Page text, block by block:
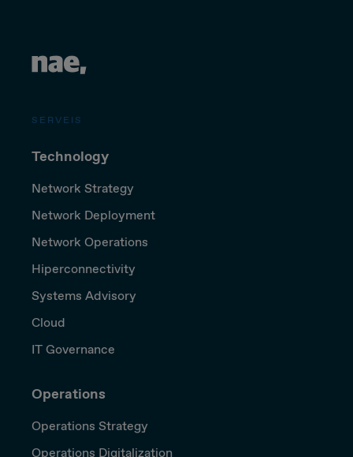
SERVEIS
Technology
Network Strategy
Network Deployment
Network Operations
Hiperconnectivity
Systems Advisory
Cloud
IT Governance
Operations
Operations Strategy
Operations Digitalization